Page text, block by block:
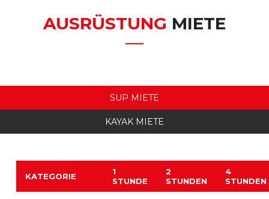
AUSRÜSTUNG MIETE
SUP MIETE
KAYAK MIETE
KATEGORIE
1
STUNDE
2
STUNDEN
4
STUNDEN